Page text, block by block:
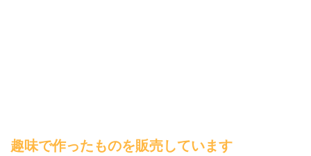
趣味で作ったものを販売しています